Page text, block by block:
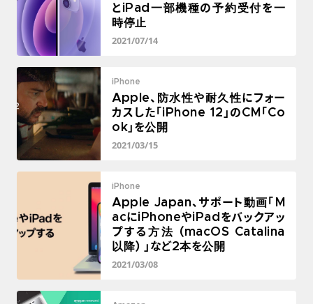
とiPad一部機種の予約受付を一
時停止
2021/07/14
iPhone
Apple、防水性や耐久性にフォー
カスした「iPhone 12」のCM「Co
ok」を公開
2021/03/15
iPhone
Apple Japan、サポート動画「M
acにiPhoneやiPadをバックアッ
プする方法 (macOS Catalina
以降) 」など2本を公開
2021/03/08